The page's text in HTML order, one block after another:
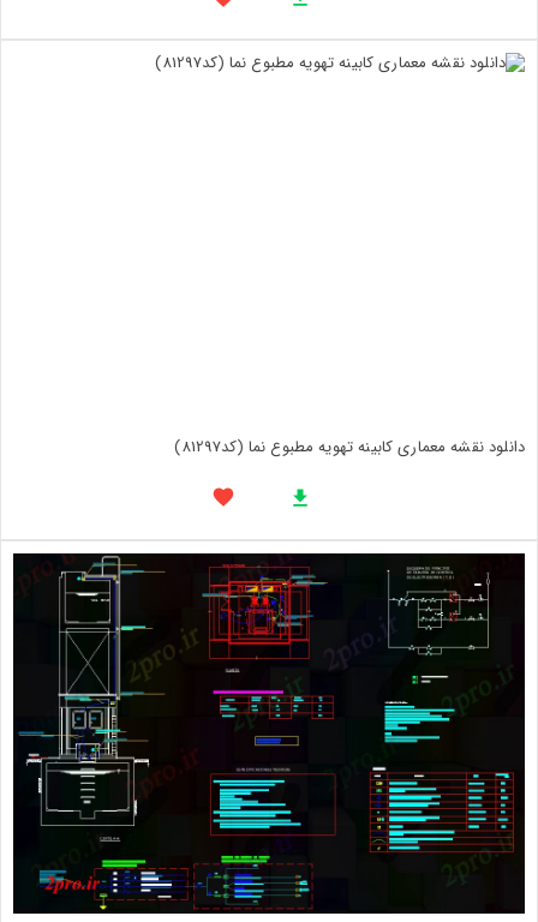
دانلود نقشه معماری کابینه تهویه مطبوع نما (کد81297)